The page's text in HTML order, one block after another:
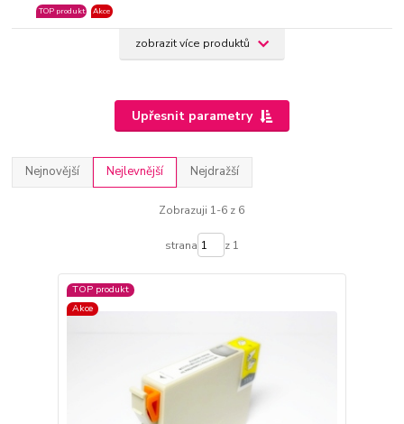
TOP produkt Akce
zobrazit více produktů
Upřesnit parametry
Nejnovější Nejlevnější Nejdražší
Zobrazuji 1-6 z 6
strana z 1
TOP produkt
Akce